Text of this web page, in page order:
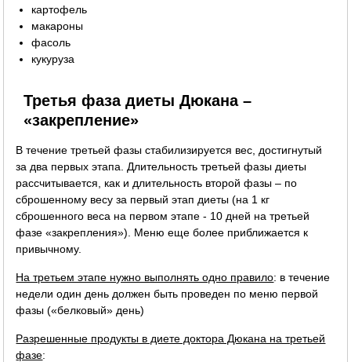
картофель
макароны
фасоль
кукуруза
Третья фаза диеты Дюкана –
«закрепление»
В течение третьей фазы стабилизируется вес, достигнутый
за два первых этапа. Длительность третьей фазы диеты
рассчитывается, как и длительность второй фазы – по
сброшенному весу за первый этап диеты (на 1 кг
сброшенного веса на первом этапе - 10 дней на третьей
фазе «закрепления»). Меню еще более приближается к
привычному.
На третьем этапе нужно выполнять одно правило: в течение
недели один день должен быть проведен по меню первой
фазы («белковый» день)
Разрешенные продукты в диете доктора Дюкана на третьей
фазе: